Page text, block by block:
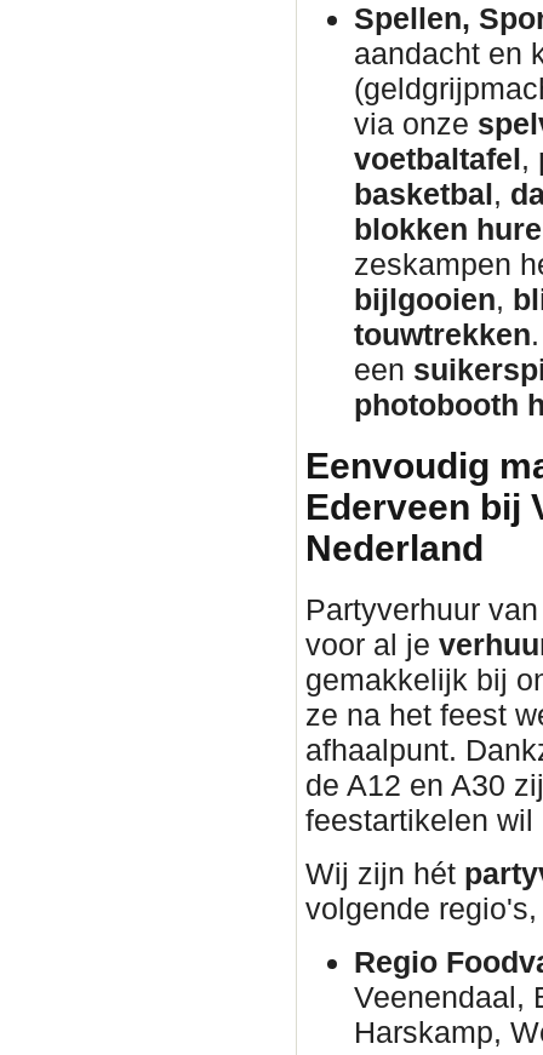
Spellen,
aandacht en
via onze
voetbaltafel,
basketbal,
blokken
zeskampen
bijlgooien,
touwtrekken
een
photobooth
Eenvoudig
Ederveen bij
Nederland
Partyverhuur
voor al je
gemakkelijk bij
ze na het feest
afhaalpunt.
de A12 en A30
feestartikelen wil
Wij zijn hét
volgende
Regio
Veenendaal,
Harskamp,